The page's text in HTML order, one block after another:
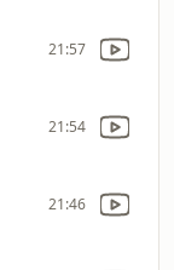
21:57
21:54
21:46